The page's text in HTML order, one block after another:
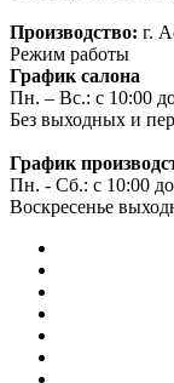
Производство: г.
Режим работы
График салона
Пн. – Вс.: с 10:00
Без выходных и
График
Пн. - Сб.: с 10:00
Воскресенье